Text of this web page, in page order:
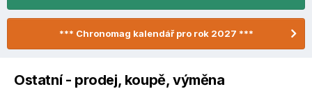
*** Chronomag kalendář pro rok 2027 ***
Ostatní - prodej, koupě, výměna